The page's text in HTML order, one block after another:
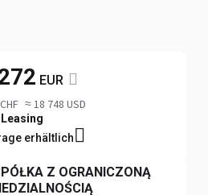
EUR
≈ 18 748 USD
Leasing
erhältlich
Z OGRANICZONĄ